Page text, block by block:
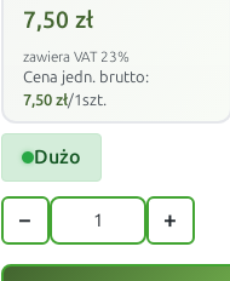
7,50 zł
zawiera VAT 23%
Cena jedn. brutto:
7,50 zł/1szt.
Dużo
− +